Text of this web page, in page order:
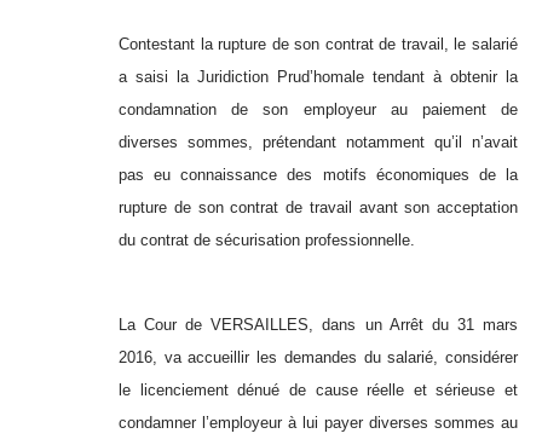
Contestant la rupture de son contrat de travail, le salarié
a saisi la Juridiction Prud’homale tendant à obtenir la
condamnation de son employeur au paiement de
diverses sommes, prétendant notamment qu’il n’avait
pas eu connaissance des motifs économiques de la
rupture de son contrat de travail avant son acceptation
du contrat de sécurisation professionnelle.
La Cour de VERSAILLES, dans un Arrêt du 31 mars
2016, va accueillir les demandes du salarié, considérer
le licenciement dénué de cause réelle et sérieuse et
condamner l’employeur à lui payer diverses sommes au